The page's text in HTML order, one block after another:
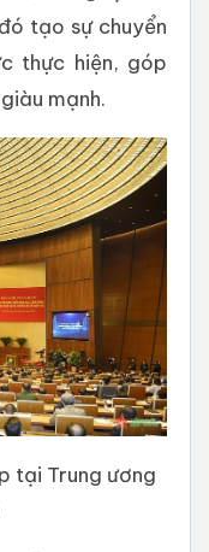
tạo sự chuyển
thực hiện, góp
mạnh.
tại Trung ương